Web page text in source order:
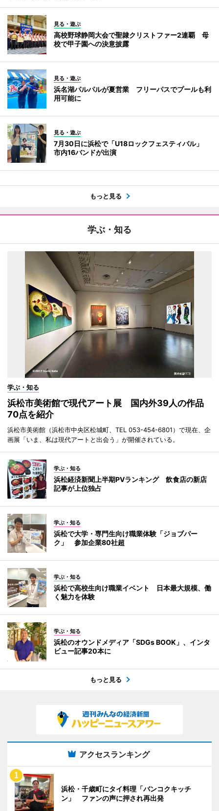
見る・遊ぶ
高校野球静岡大会で聖隷クリストファー2連覇 母
校で甲子園への決意披露
見る・遊ぶ
浜名湖パルパルが夏営業 フリーパスでプールも利
用可能に
見る・遊ぶ
7月30日に浜松で「U18ロックフェスティバル」
市内16バンドが出演
もっと見る
学ぶ・知る
学ぶ・知る
浜松市美術館で現代アート展 国内外39人の作品
70点を紹介
浜松市美術館（浜松市中央区松城町、TEL 053-454-6801）で現在、企
画展「いま、私は現代アートと出会う」が開催されている。
学ぶ・知る
浜松経済新聞上半期PVランキング 飲食店の新店
記事が上位独占
学ぶ・知る
浜松で大学・専門生向け職業体験「ジョブパー
ク」 参加企業80社超
学ぶ・知る
浜松で高校生向け職業イベント 日本最大規模、働
く魅力を体験
学ぶ・知る
浜松のオウンドメディア「SDGs BOOK」、インタ
ビュー記事20本に
もっと見る
アクセスランキング
浜松・千歳町にタイ料理「バンコクキッチ
ン」 ファンの声に押され再出発